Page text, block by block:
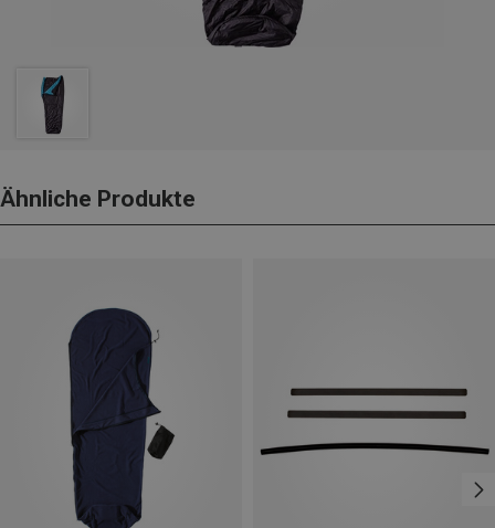
Ähnliche Produkte